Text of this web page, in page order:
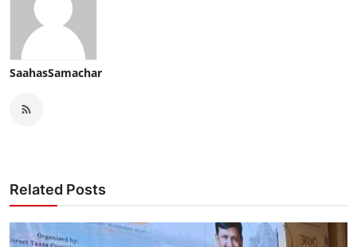
SaahasSamachar
Related Posts